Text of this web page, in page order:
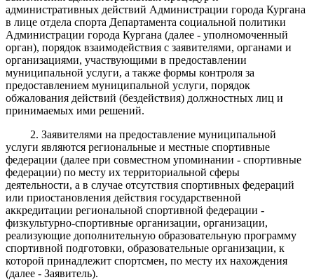
административных действий Администрации города Кургана
в лице отдела спорта Департамента социальной политики
Администрации города Кургана (далее - уполномоченный
орган), порядок взаимодействия с заявителями, органами и
организациями, участвующими в предоставлении
муниципальной услуги, а также формы контроля за
предоставлением муниципальной услуги, порядок
обжалования действий (бездействия) должностных лиц и
принимаемых ими решений.
2. Заявителями на предоставление муниципальной
услуги являются региональные и местные спортивные
федерации (далее при совместном упоминании - спортивные
федерации) по месту их территориальной сферы
деятельности, а в случае отсутствия спортивных федераций
или приостановления действия государственной
аккредитации региональной спортивной федерации -
физкультурно-спортивные организации, организации,
реализующие дополнительную образовательную программу
спортивной подготовки, образовательные организации, к
которой принадлежит спортсмен, по месту их нахождения
(далее - Заявитель).